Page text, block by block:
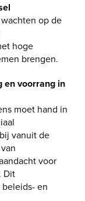
op de
hoge
brengen.
en voorrang in
moet hand in
vanuit de
voor
Dit
en